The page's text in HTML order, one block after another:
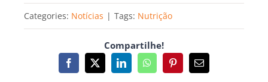
Categories: Notícias | Tags: Nutrição
Compartilhe!
Facebook
X LinkedInWhatsAppPinterestEmail
(necessário